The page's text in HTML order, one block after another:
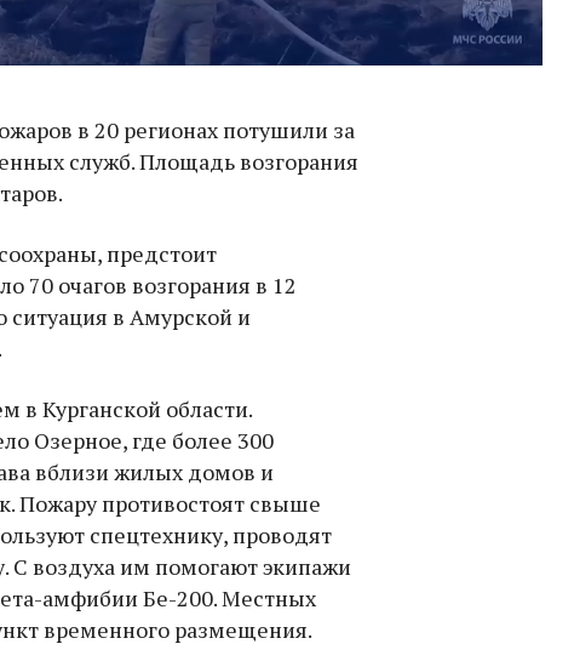
в 20 регионах потушили за
служб. Площадь возгорания
предстоит
70 очагов возгорания в 12
ситуация в Амурской и
в Курганской области.
Озерное, где более 300
вблизи жилых домов и
Пожару противостоят свыше
спецтехнику, проводят
С воздуха им помогают экипажи
амфибии Бе-200. Местных
временного размещения.
Владимир Якушев передал бойцам
СВО дроны и технику связи